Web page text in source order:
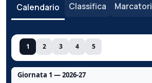
Calendario Classifica Marcatori
1 2 3 4 5
Giornata 1 — 2026-27